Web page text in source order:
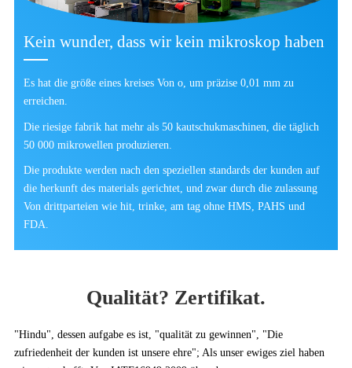
Kein wunder, dass wir kein mikroskop haben
Es hat die größe eines kreises Von o, um präzise 0,01 mm zu
erreichen.
Die riesige fabrik hat mehr als 50 kautschukmaschinen, die täglich
50 000 mikrowellen produzieren.
Die produkte werden nach den speziellen standards der kunden auf
die herkunft des materials gerichtet, und zwar durch die zulassung
Von drittparteien wie hit, trinke, am tag ohne HMS, PAHS und
FDA.
Qualität? Zertifikat.
"Hindu", dessen aufgabe es ist, "qualität zu gewinnen", "Die
zufriedenheit der kunden ist unsere ehre"; Als unser ewiges ziel haben